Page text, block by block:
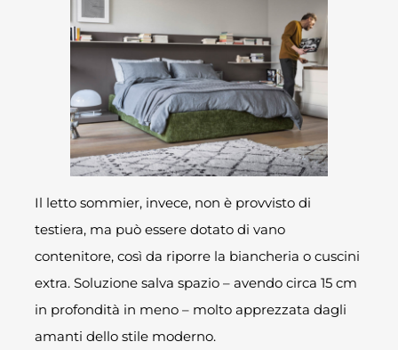
Il letto sommier, invece, non è provvisto di
testiera, ma può essere dotato di vano
contenitore, così da riporre la biancheria o cuscini
extra. Soluzione salva spazio – avendo circa 15 cm
in profondità in meno – molto apprezzata dagli
amanti dello stile moderno.